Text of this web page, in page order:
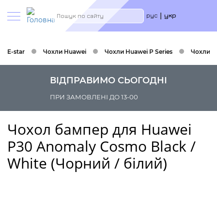
Пошук рус укр
E-star Чохли Huawei Чохли Huawei P Series Чохли
ВІДПРАВИМО СЬОГОДНІ
ПРИ ЗАМОВЛЕНІ ДО 13-00
Чохол бампер для Huawei
P30 Anomaly Cosmo Black /
White (Чорний / білий)